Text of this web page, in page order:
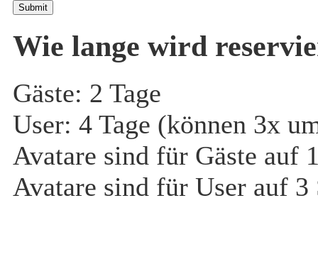
wurden zwei neue
spielbare Gruppen
erstellt, die
Verdammten und
die Machtjäger. Alle
Infos findet ihr im
Submit
Wie lange wird
Gäste: 2 Tage
User: 4 Tage (können 3x
Avatare sind für Gäste auf
Avatare sind für User auf